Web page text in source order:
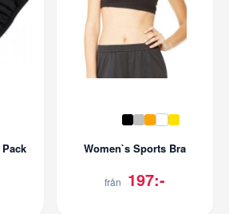
Women`s Sports Bra
från 197:-